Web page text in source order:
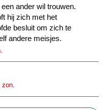
ander wil trouwen.
hij zich met het
besluit om zich te
andere meisjes.
zon.